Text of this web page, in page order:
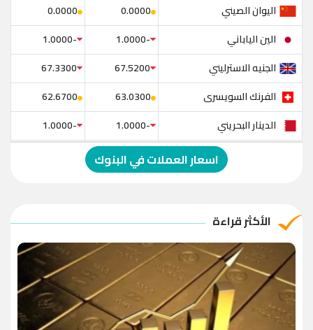
اليوان الصيني
0.0000
0.0000
الين الياباني
-1.0000
-1.0000
الجنيه الاسترليني
67.5200
67.3300
الفرنك السويسرى
63.0300
62.6700
الدينار البحريني
-1.0000
-1.0000
الدولار الإسترالي
-1.0000
الدينار الأردني
-1.0000
-1.0000
اسعار العملات في البنوك
الأكثر قراءة